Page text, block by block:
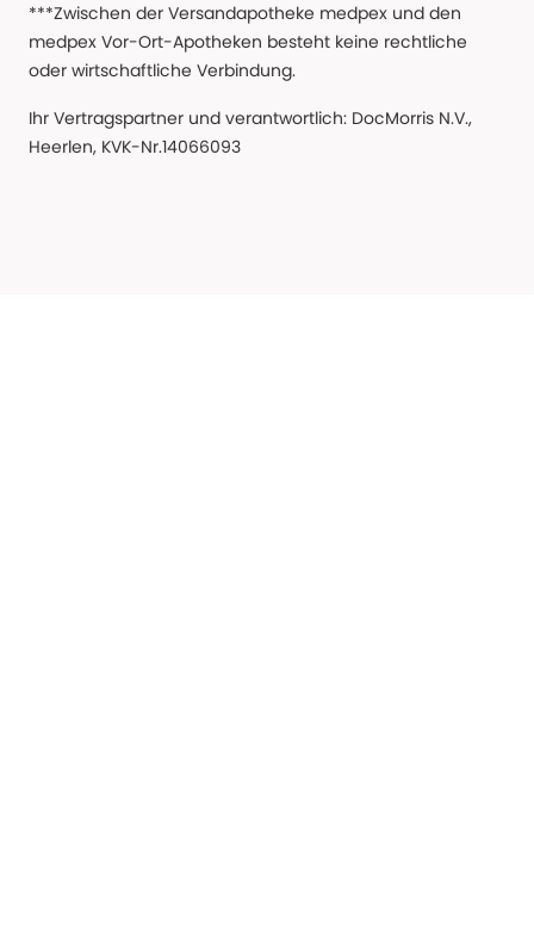
***Zwischen der Versandapotheke medpex und den
medpex Vor-Ort-Apotheken besteht keine rechtliche
oder wirtschaftliche Verbindung.
Ihr Vertragspartner und verantwortlich: DocMorris N.V.,
Heerlen, KVK-Nr.14066093